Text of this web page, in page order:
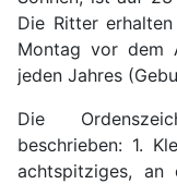
Die Ritter
Montag vor dem
jeden Jahres
Die
beschrieben: 1.
achtspitziges, an